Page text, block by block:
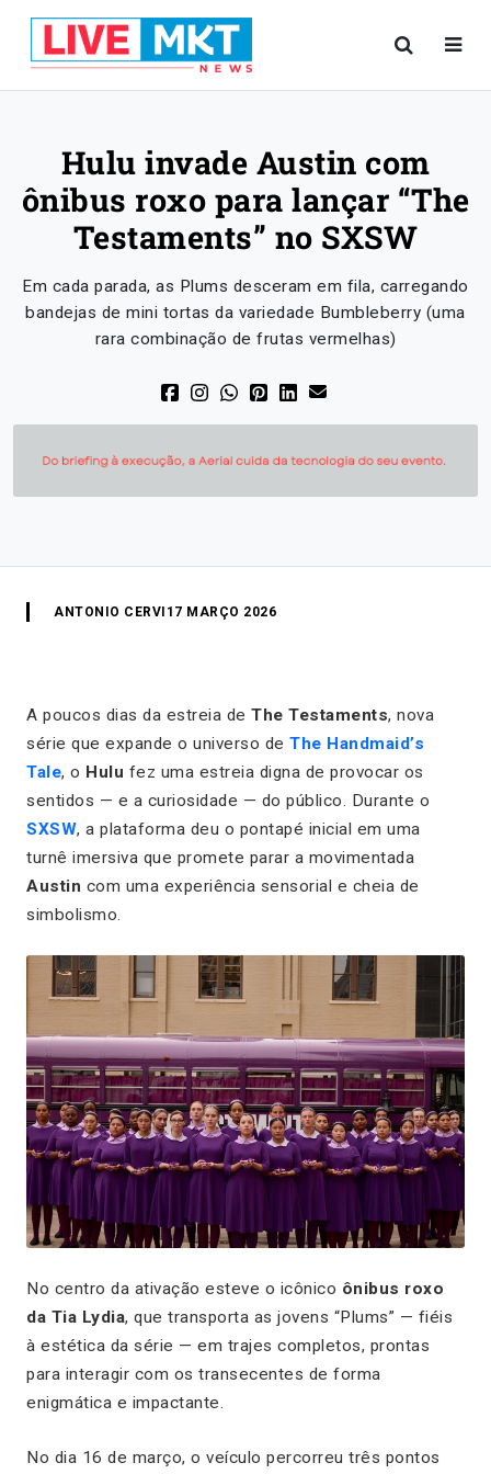
Hulu invade Austin com
ônibus roxo para lançar “The
Testaments” no SXSW
Em cada parada, as Plums desceram em fila, carregando
bandejas de mini tortas da variedade Bumbleberry (uma
rara combinação de frutas vermelhas)
ANTONIO CERVI 17 MARÇO 2026
A poucos dias da estreia de The Testaments, nova
série que expande o universo de The Handmaid’s
Tale, o Hulu fez uma estreia digna de provocar os
sentidos — e a curiosidade — do público. Durante o
SXSW, a plataforma deu o pontapé inicial em uma
turnê imersiva que promete parar a movimentada
Austin com uma experiência sensorial e cheia de
simbolismo.
No centro da ativação esteve o icônico ônibus roxo
da Tia Lydia, que transporta as jovens “Plums” — fiéis
à estética da série — em trajes completos, prontas
para interagir com os transecentes de forma
enigmática e impactante.
No dia 16 de março, o veículo percorreu três pontos